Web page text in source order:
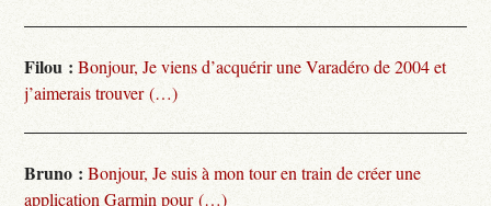
Filou : Bonjour, Je viens d’acquérir une Varadéro de 2004 et
j’aimerais trouver (…)
Bruno : Bonjour, Je suis à mon tour en train de créer une
application Garmin pour (…)